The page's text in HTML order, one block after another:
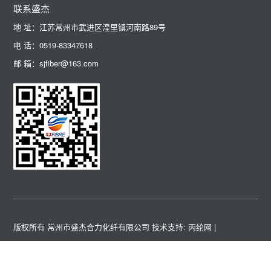
联系盛杰
地 址：江苏常州市武进区湟里镇河南路89号
电 话：0519-83347618
邮 箱：sjfiber@163.com
版权所有 常州市盛杰合力化纤有限公司技术支持: 丙纶网 |
关键词 :